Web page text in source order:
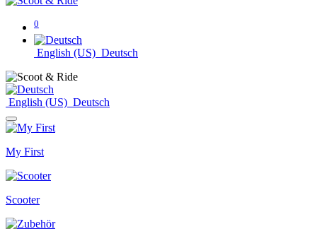
0
English (US) Deutsch
English (US) Deutsch
My First
Scooter